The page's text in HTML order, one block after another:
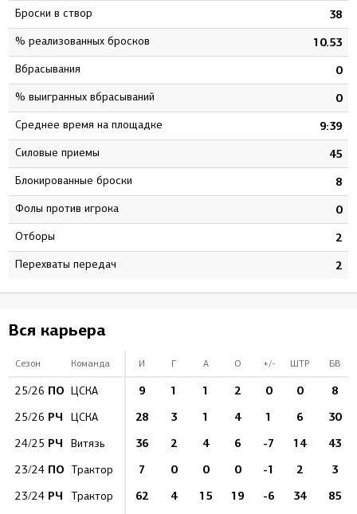
Броски в створ 38
% реализованных бросков 10.53
Вбрасывания 0
% выигранных вбрасываний 0
Среднее время на площадке 9:39
Силовые приемы 45
Блокированные броски 8
Фолы против игрока 0
Отборы 2
Перехваты передач 2
Вся карьера
Сезон Команда И Г А О +/- ШТР БВ
25/26 ПО ЦСКА 9 1 1 2 0 0 8
25/26 РЧ ЦСКА 28 3 1 4 1 6 30
24/25 РЧ Витязь 36 2 4 6 -7 14 43
23/24 ПО Трактор 7 0 0 0 -1 2 3
23/24 РЧ Трактор 62 4 15 19 -6 34 85